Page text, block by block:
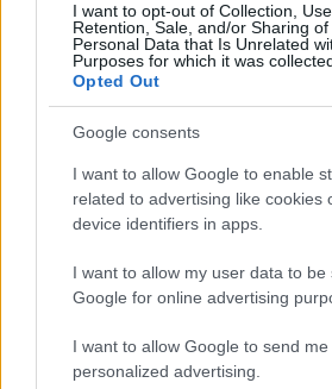
I want to opt-out of Collection, Use,
Retention, Sale, and/or Sharing of
Personal Data that Is Unrelated
Purposes for which it was
Opted Out
Google consents
I want to allow Google to enable
related to advertising like cookies
device identifiers in apps.
I want to allow my user data to be
Google for online advertising
I want to allow Google to send me
personalized advertising.
E-mail küldése -
Rózsakertészet
neve:
mail címe:
Üzenet szövege: